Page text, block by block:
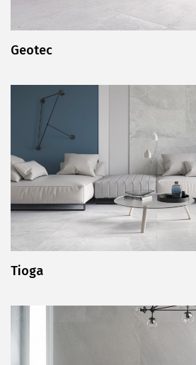
Geotec
Tioga